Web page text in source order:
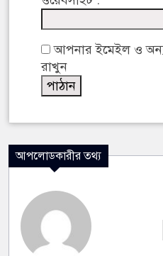
আপনার ইমেইল ও
রাখুন
আপলোডকারীর তথ্য